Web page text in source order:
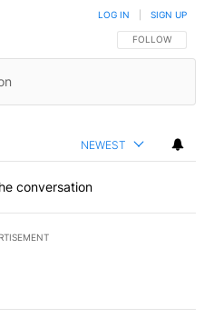
FOLLOW THIS
FOLLOW
LOG IN SIGN UP
NEWEST
conversation